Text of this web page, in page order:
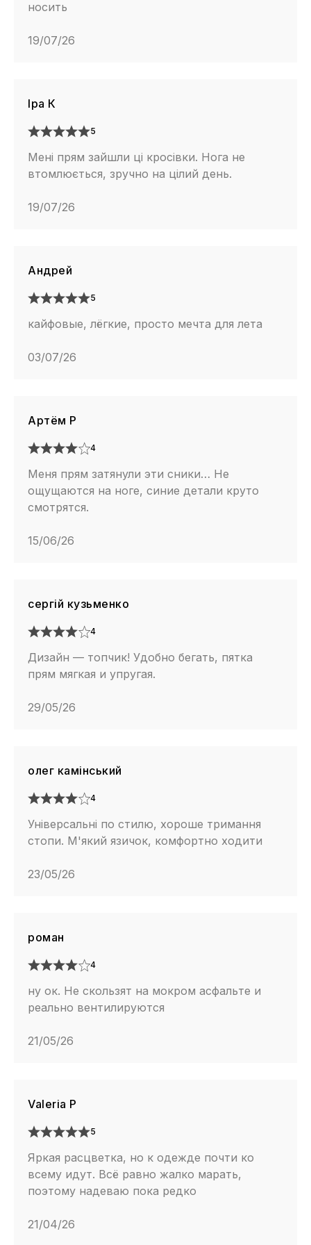
носить
19/07/26
Іра К
5
Мені прям зайшли ці кросівки. Нога не
втомлюється, зручно на цілий день.
19/07/26
Андрей
5
кайфовые, лёгкие, просто мечта для лета
03/07/26
Артём Р
4
Меня прям затянули эти сники… Не
ощущаются на ноге, синие детали круто
смотрятся.
15/06/26
сергій кузьменко
4
Дизайн — топчик! Удобно бегать, пятка
прям мягкая и упругая.
29/05/26
олег камінський
4
Універсальні по стилю, хороше тримання
стопи. М'який язичок, комфортно ходити
23/05/26
роман
4
ну ок. Не скользят на мокром асфальте и
реально вентилируются
21/05/26
Valeria P
5
Яркая расцветка, но к одежде почти ко
всему идут. Всё равно жалко марать,
поэтому надеваю пока редко
21/04/26